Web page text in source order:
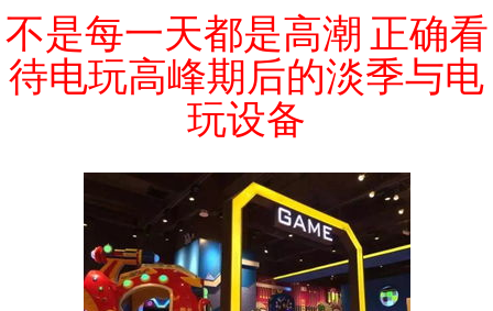
不是每一天都是高潮 正确看
待电玩高峰期后的淡季与电
玩设备